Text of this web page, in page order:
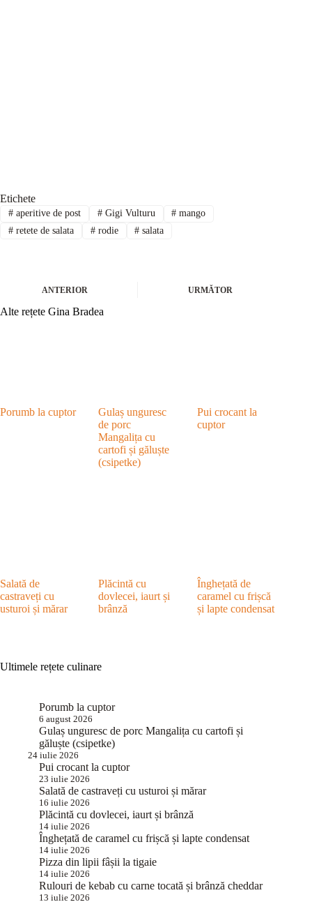
Etichete
#aperitive de post #Gigi Vulturu # mango
#retete de salata #rodie # salata
ANTERIOR URMĂTOR
Alte rețete Gina Bradea
Porumb la cuptor
Gulaș unguresc
de porc
Mangalița cu
cartofi și găluște
(csipetke)
Pui crocant la
cuptor
Salată de
castraveți cu
usturoi și mărar
Plăcintă cu
dovlecei, iaurt și
brânză
Înghețată de
caramel cu frișcă
și lapte condensat
Ultimele rețete culinare
Porumb la cuptor
6 august 2026
Gulaș unguresc de porc Mangalița cu cartofi și
găluște (csipetke)
24 iulie 2026
Pui crocant la cuptor
23 iulie 2026
Salată de castraveți cu usturoi și mărar
16 iulie 2026
Plăcintă cu dovlecei, iaurt și brânză
14 iulie 2026
Înghețată de caramel cu frișcă și lapte condensat
14 iulie 2026
Pizza din lipii fâșii la tigaie
14 iulie 2026
Rulouri de kebab cu carne tocată și brânză cheddar
13 iulie 2026